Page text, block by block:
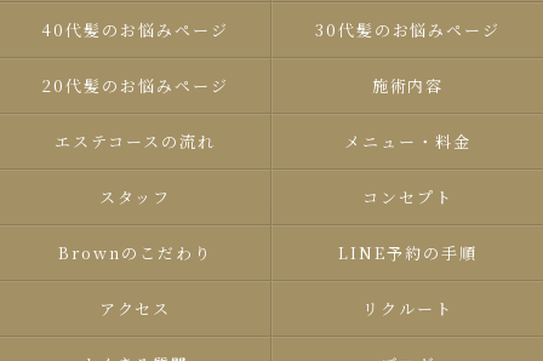
40代髪のお悩みページ 30代髪のお悩みページ
20代髪のお悩みページ 施術内容
エステコースの流れ メニュー・料金
スタッフ コンセプト
Brown​のこだわり LINE予約の手順
アクセス リクルート